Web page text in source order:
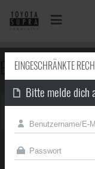
Du besitzt nicht
EINGESCHRÄNKTE
Bitte melde dich